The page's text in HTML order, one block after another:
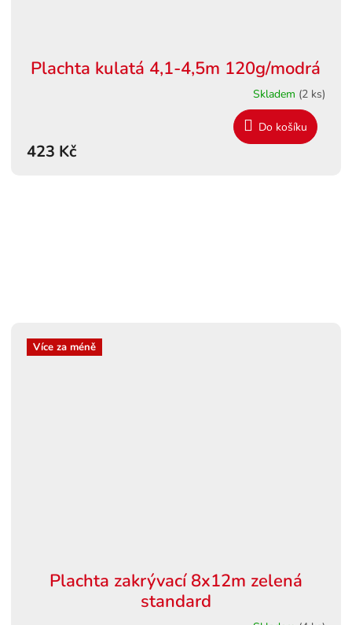
Plachta kulatá 4,1-4,5m 120g/modrá
Skladem (2 ks)
423 Kč
Do košíku
Více za méně
Plachta zakrývací 8x12m zelená
standard